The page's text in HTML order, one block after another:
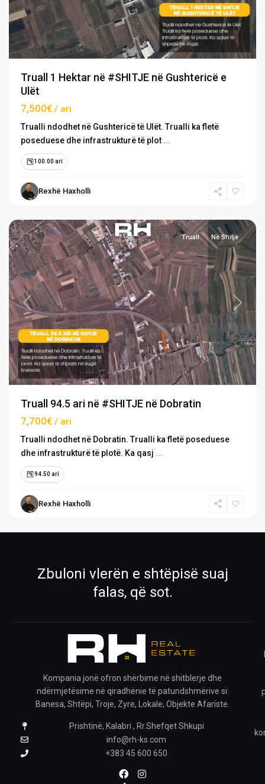
Truall 1 Hektar në #SHITJE në Gushtericë e
Ulët
7,500€ / ari
Trualli ndodhet në Gushtericë të Ulët. Trualli ka fletë
poseduese dhe infrastrukturë të plot ...
100.00 ari
Rexhë Haxholli
Dobratin,
Previous Next
Truall Në Shitje
Truall 94.5 ari në #SHITJE në Dobratin
7,700€ / ari
Trualli ndodhet në Dobratin. Trualli ka fletë poseduese
dhe infrastrukturë të plotë. Ka qasj ...
94.50 ari
Rexhë Haxholli
Zbuloni vlerën e shtëpisë suaj
falas, që sot.
Kompania jonë ofron shërbime në shitblerje dhe
ndërmjetësime në qiradhënie të patundshmërive si:
Banesa, Shtëpi, Troje, Zyre, Lokale, Objekte Afariste.
Prishtinë, Kalabri , Rr.Shefqet Shkupi
info@rh-ks.com
+383 45 600 650
Pronat
Mëso më shumë për ekipin tonë
Kontakti
Na kontaktoni për çdo pyetje
Krijo kërkesë
Pronat e ruajtura
Shiko pronat që i ke ruajtur
›